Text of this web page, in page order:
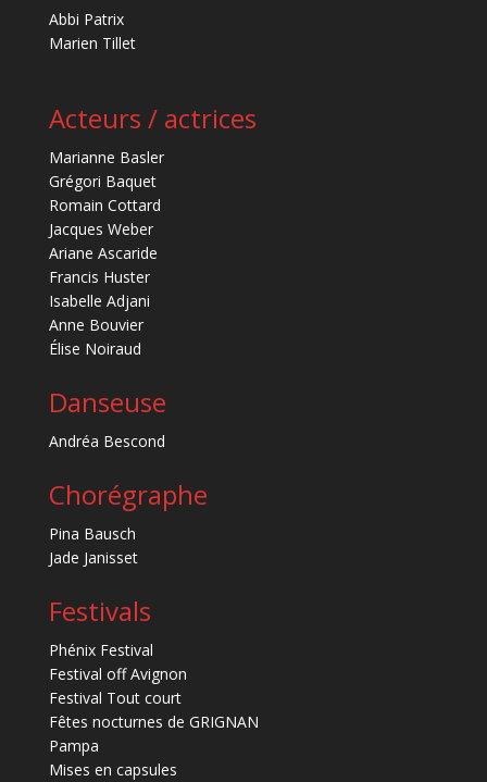
Abbi Patrix
Marien Tillet
Acteurs / actrices
Marianne Basler
Grégori Baquet
Romain Cottard
Jacques Weber
Ariane Ascaride
Francis Huster
Isabelle Adjani
Anne Bouvier
Élise Noiraud
Danseuse
Andréa Bescond
Chorégraphe
Pina Bausch
Jade Janisset
Festivals
Phénix Festival
Festival off Avignon
Festival Tout court
Fêtes nocturnes de GRIGNAN
Pampa
Mises en capsules